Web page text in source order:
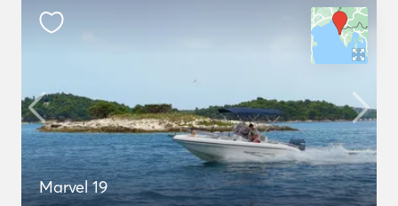
Marvel 19